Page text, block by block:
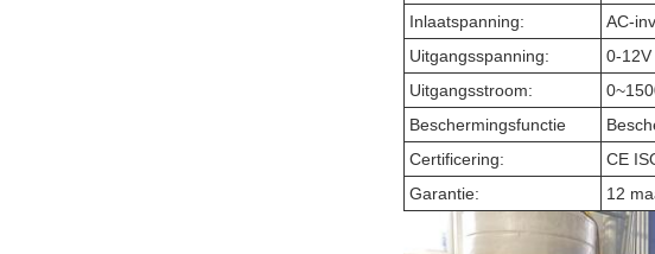
Inlaatspanning:
AC-
Uitgangsspanning:
0-12V
Uitgangsstroom:
Beschermingsfunctie
Certificering:
CE
Garantie:
12